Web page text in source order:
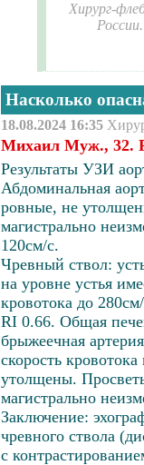
Хирург-
Насколько
18.08.2024 16:35
Михаил Муж., 32.
Результаты УЗИ
Абдоминальная
ровные, не
магистрально
120см/с.
Чревный ствол:
на уровне устья
кровотока до
RI 0.66. Общая
брыжеечная
скорость
утолщены.
магистрально
Заключение:
чревного ствола
с